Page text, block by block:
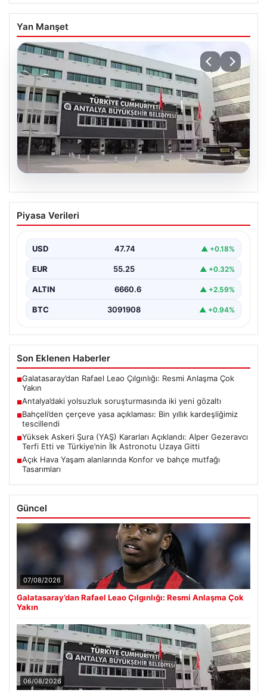
Yan Manşet
06.08.2026
Antalya’daki yolsuzluk soruşturmasında
iki yeni gözaltı
Piyasa Verileri
USD 47.74 ▲ +0.18%
EUR 55.25 ▲ +0.32%
ALTIN 6660.6 ▲ +2.59%
BTC 3091908 ▲ +0.94%
Son Eklenen Haberler
■Galatasaray’dan Rafael Leao Çılgınlığı: Resmi Anlaşma Çok
Yakın
■Antalya’daki yolsuzluk soruşturmasında iki yeni gözaltı
■Bahçeli’den çerçeve yasa açıklaması: Bin yıllık kardeşliğimiz
tescillendi
■Yüksek Askeri Şura (YAŞ) Kararları Açıklandı: Alper Gezeravcı
Terfi Etti ve Türkiye’nin İlk Astronotu Uzaya Gitti
■Açık Hava Yaşam alanlarında Konfor ve bahçe mutfağı
Tasarımları
Güncel
07/08/2026
Galatasaray’dan Rafael Leao Çılgınlığı: Resmi Anlaşma Çok
Yakın
06/08/2026